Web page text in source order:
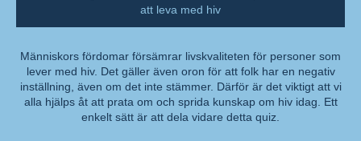
att leva med hiv
Kommentar:
Människors fördomar försämrar livskvaliteten för personer som
lever med hiv. Det gäller även oron för att folk har en negativ
inställning, även om det inte stämmer. Därför är det viktigt att vi
alla hjälps åt att prata om och sprida kunskap om hiv idag. Ett
enkelt sätt är att dela vidare detta quiz.